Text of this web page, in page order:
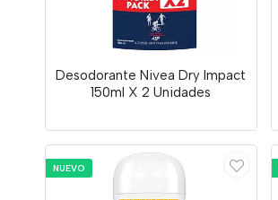
Desodorante Nivea Dry Impact
150ml X 2 Unidades
NUEVO